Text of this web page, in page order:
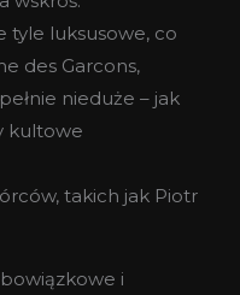
tyle luksusowe, co
des Garcons,
nieduże – jak
kultowe
takich jak Piotr
i